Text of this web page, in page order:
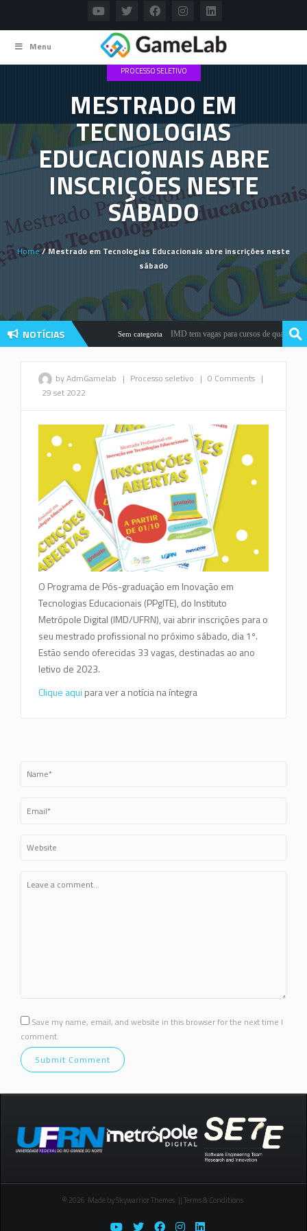
Menu
PROCESSO SELETIVO
MESTRADO EM
TECNOLOGIAS
EDUCACIONAIS ABRE
INSCRIÇÕES NESTE
SÁBADO
Home/ Mestrado em Tecnologias Educacionais abre inscrições neste
sábado
NOTÍCIAS Sem categoria IMD tem vagas para cursos de
by AdmGamelab | Processo seletivo | 0 Comments |
29 set 2022
O Programa de Pós-graduação em Inovação em
Tecnologias Educacionais (PPgITE), do Instituto
Metrópole Digital (IMD/UFRN), vai abrir inscrições para o
seu mestrado profissional no próximo sábado, dia 1º.
Estão sendo oferecidas 33 vagas, destinadas ao ano
letivo de 2023.
Clique aqui para ver a notícia na íntegra
Save my name, email, and website in this browser for the next time I
comment.
© 2026 Made by Skywarrior Themes. || Terms & Conditions